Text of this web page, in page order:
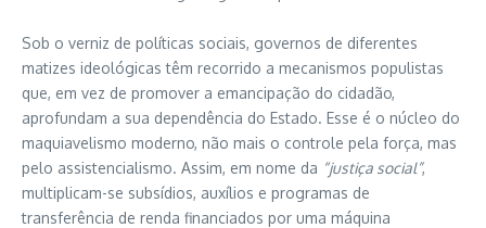
Sob o verniz de políticas sociais, governos de diferentes
matizes ideológicas têm recorrido a mecanismos populistas
que, em vez de promover a emancipação do cidadão,
aprofundam a sua dependência do Estado. Esse é o núcleo do
maquiavelismo moderno, não mais o controle pela força, mas
pelo assistencialismo. Assim, em nome da “justiça social”,
multiplicam-se subsídios, auxílios e programas de
transferência de renda financiados por uma máquina